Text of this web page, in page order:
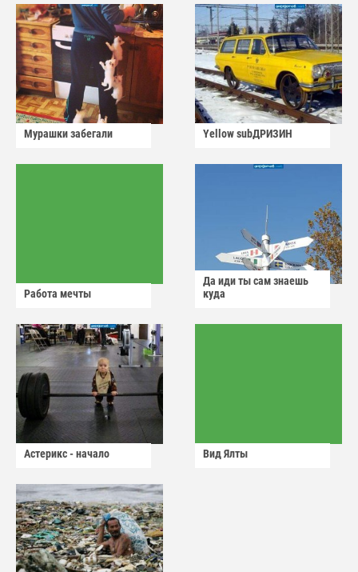
Мурашки забегали Yellow subДРИЗИН
Работа мечты
Да иди ты сам знаешь
куда
Астерикс - начало Вид Ялты